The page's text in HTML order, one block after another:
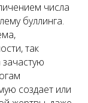
числа
буллинга.
так
создает или